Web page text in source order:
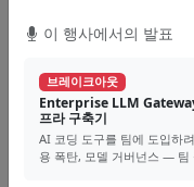
AI TTS 음성합성
영상
이 행사에서의 발표
브레이크아웃
Enterprise LLM
프라 구축기
AI 코딩 도구를 팀에 도입하
용 폭탄, 모델 거버넌스 — 팀